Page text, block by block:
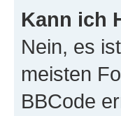
Kann ich
Nein, es
meisten
BBCode